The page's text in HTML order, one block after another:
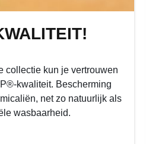
collectie kun je vertrouwen
kwaliteit. Bescherming
net zo natuurlijk als
wasbaarheid.